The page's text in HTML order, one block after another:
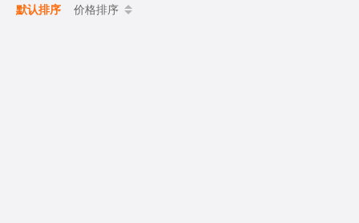
默认排序 价格排序